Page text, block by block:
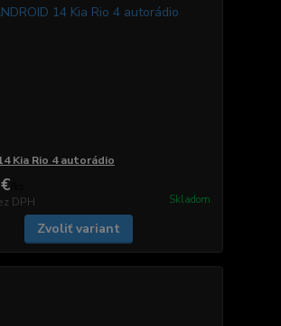
Kia Rio 4 autorádio
DPH Skladom
Zvoliť variant